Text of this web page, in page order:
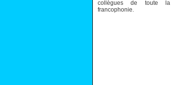
collègues de toute la
francophonie.